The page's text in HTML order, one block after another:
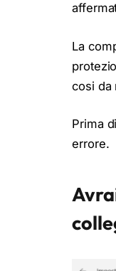
La
cosi da
Prima
errore.